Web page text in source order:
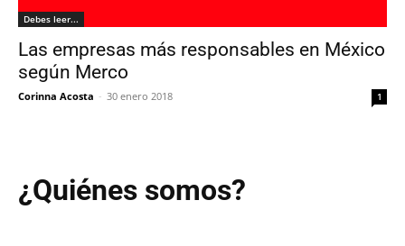
Debes leer...
Las empresas más responsables en México
según Merco
Corinna Acosta - 30 enero 2018 1
¿Quiénes somos?